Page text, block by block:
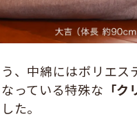
、中綿にはポリエス
っている特殊な 「
た。